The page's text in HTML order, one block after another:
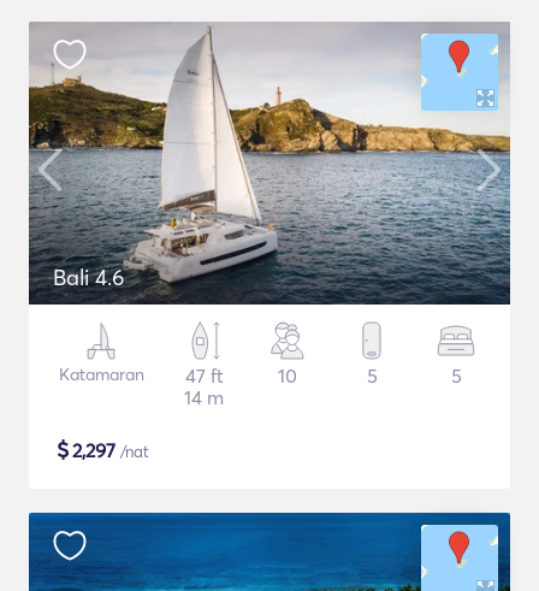
Bali 4.6
Katamaran
47 ft
14 m
10 5 5
$2,297 /nat